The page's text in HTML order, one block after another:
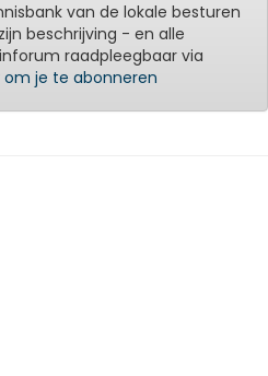
van de lokale besturen
beschrijving - en alle
raadpleegbaar via
om je te abonneren